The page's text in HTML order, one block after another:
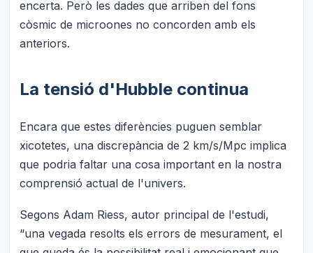
encerta. Però les dades que arriben del fons
còsmic de microones no concorden amb els
anteriors.
La tensió d'Hubble continua
Encara que estes diferències puguen semblar
xicotetes, una discrepància de 2 km/s/Mpc implica
que podria faltar una cosa important en la nostra
comprensió actual de l'univers.
Segons Adam Riess, autor principal de l'estudi,
“una vegada resolts els errors de mesurament, el